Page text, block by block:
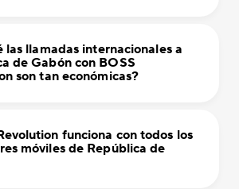
las llamadas internacionales a
de Gabón con BOSS
son tan económicas?
funciona con todos los
móviles de República de